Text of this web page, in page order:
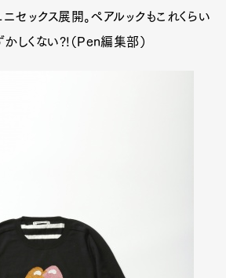
セックス展開。ペアルックもこれくらい
しくない?!（Pen編集部）